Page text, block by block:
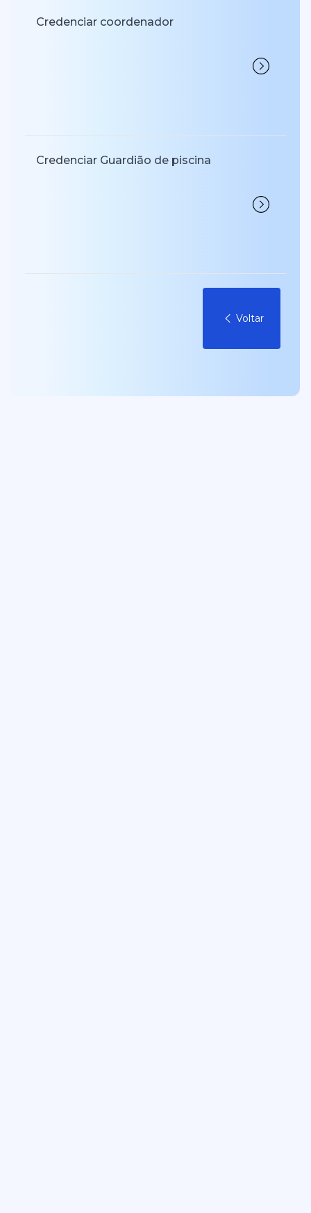
Credenciar coordenador
Credenciar Guardião de piscina
Voltar